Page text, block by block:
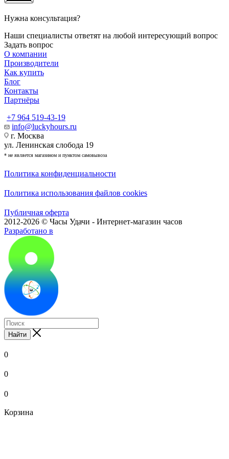
Нужна консультация?
Наши специалисты ответят на любой интересующий вопрос
Задать вопрос
О компании
Производители
Как купить
Блог
Контакты
Партнёры
+7 964 519-43-19
info@luckyhours.ru
г. Москва
ул. Ленинская слобода 19
* не является магазином и пунктом самовывоза
Политика конфиденциальности
Политика использования файлов cookies
Публичная оферта
2012-2026 © Часы Удачи - Интернет-магазин часов
Разработано в
Найти
0
0
0
Корзина